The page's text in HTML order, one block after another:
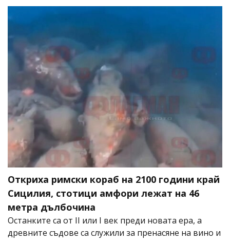
Откриха римски кораб на 2100 години край
Сицилия, стотици амфори лежат на 46
метра дълбочина
Останките са от II или I век преди новата ера, а
древните съдове са служили за пренасяне на вино и